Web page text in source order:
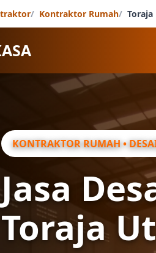
Kontraktor Rumah
KONTRAKTOR RUMAH •
Jasa
Toraja